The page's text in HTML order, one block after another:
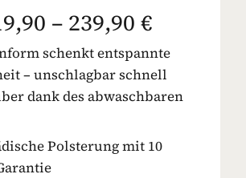
– 239,90 €
schenkt entspannte
– unschlagbar schnell
dank des abwaschbaren
Polsterung mit 10